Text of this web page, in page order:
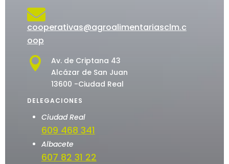

cooperativas@agroalimentariasclm.c
oop

Av. de Criptana 43
Alcázar de San Juan
13600 -Ciudad Real
DELEGACIONES
Ciudad Real
609 468 341
Albacete
607 82 31 22